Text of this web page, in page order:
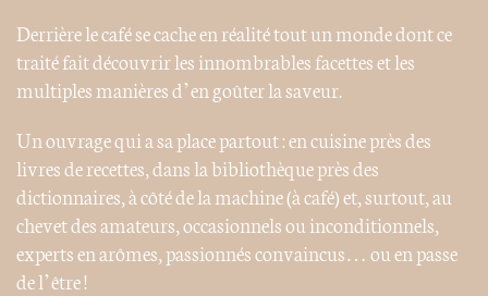
Derrière le café se cache en réalité tout un monde dont ce
traité fait découvrir les innombrables facettes et les
multiples manières d’en goûter la saveur.
Un ouvrage qui a sa place partout : en cuisine près des
livres de recettes, dans la bibliothèque près des
dictionnaires, à côté de la machine (à café) et, surtout, au
chevet des amateurs, occasionnels ou inconditionnels,
experts en arômes, passionnés convaincus… ou en passe
de l’être !